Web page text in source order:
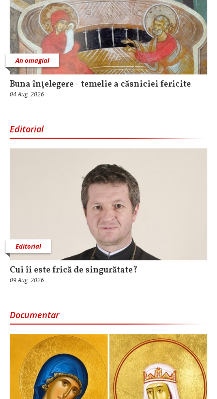
An omagial
Buna înțelegere - temelie a căsniciei fericite
04 Aug, 2026
Editorial
Editorial
Cui îi este frică de singurătate?
09 Aug, 2026
Documentar